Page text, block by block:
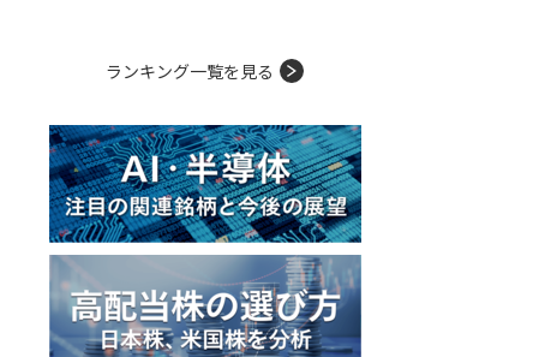
ランキング一覧を見る